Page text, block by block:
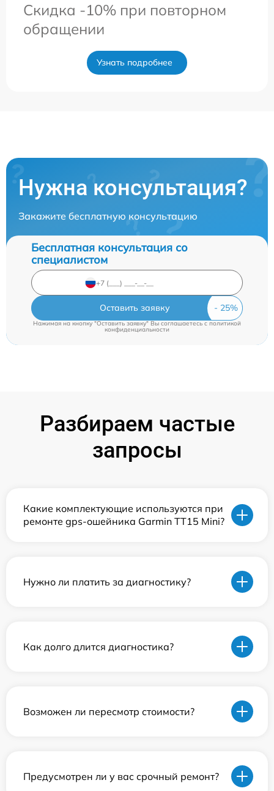
Скидка -10% при повторном
обращении
Узнать подробнее
Нужна консультация?
Закажите бесплатную консультацию
Бесплатная консультация со
специалистом
Оставить заявку
Нажимая на кнопку "Оставить заявку" Вы соглашаетесь cполитикой
конфиденциальности
Разбираем частые
запросы
Какие комплектующие используются при
ремонте gps-ошейника Garmin TT15 Mini?
Нужно ли платить за диагностику?
Как долго длится диагностика?
Возможен ли пересмотр стоимости?
Предусмотрен ли у вас срочный ремонт?